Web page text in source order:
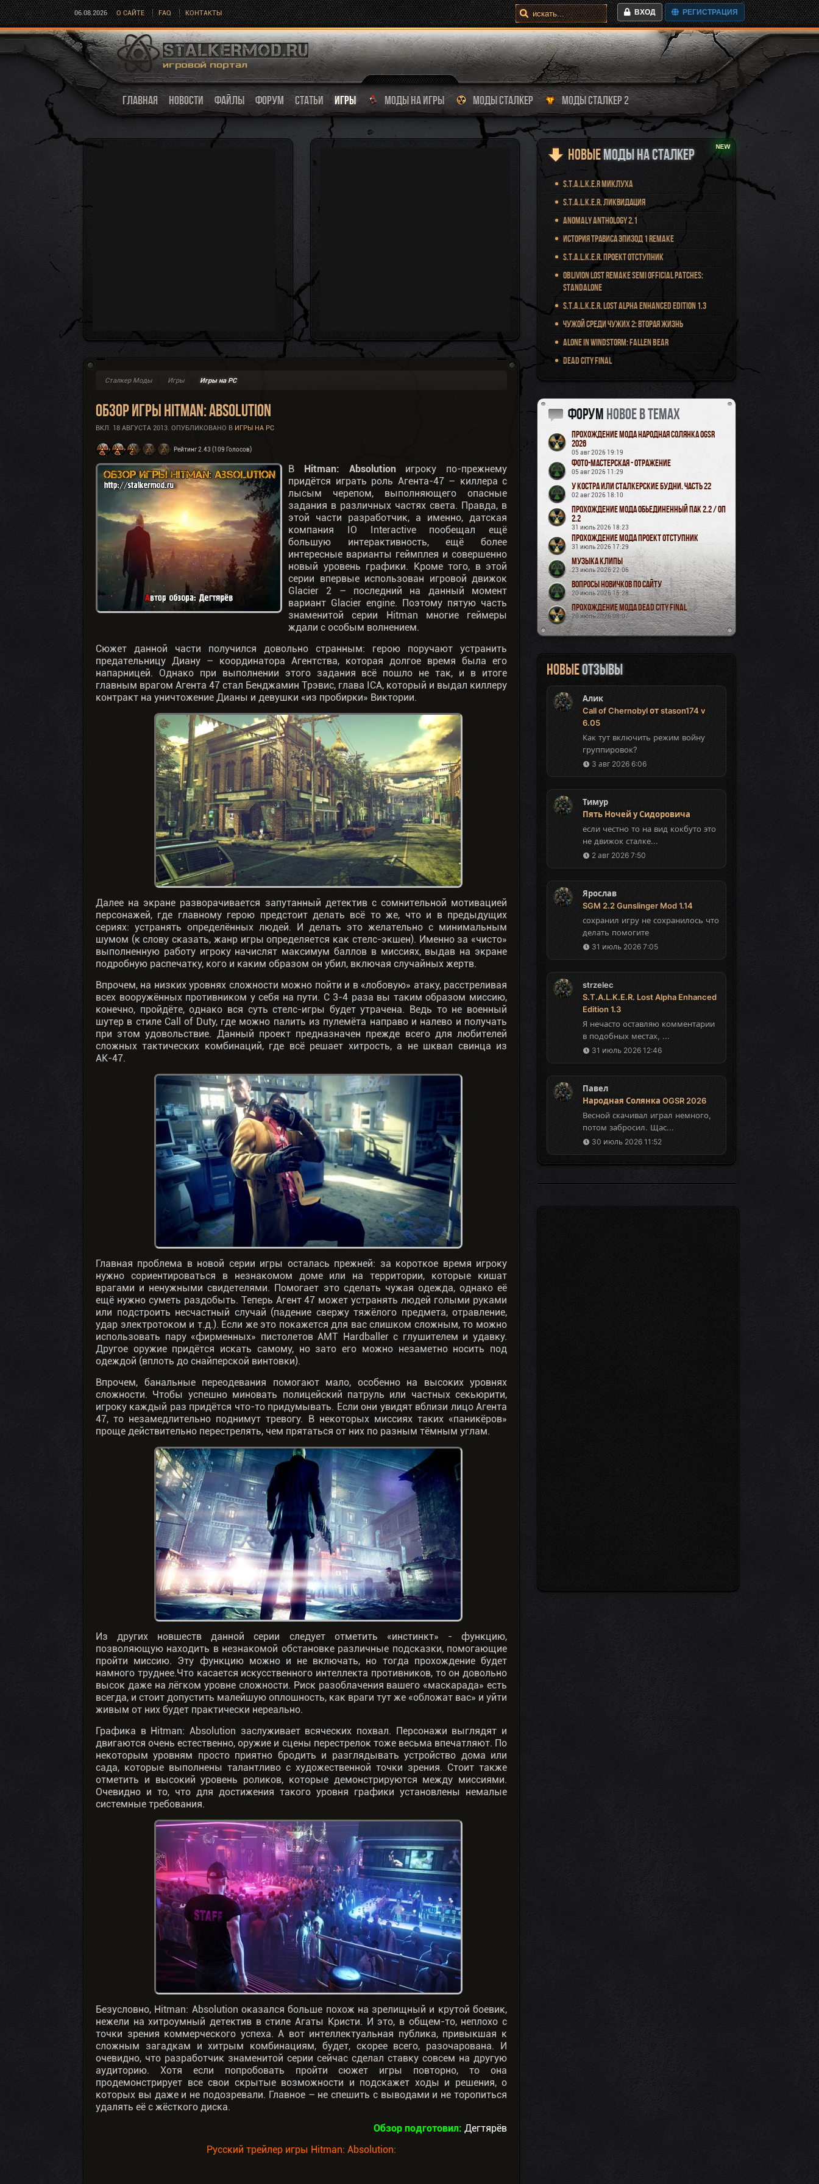
06.08.2026 О САЙТЕ FAQ КОНТАКТЫ ВХОД РЕГИСТРАЦИЯ
ГЛАВНАЯ НОВОСТИ ФАЙЛЫ ФОРУМ СТАТЬИ ИГРЫ МОДЫ НА ИГРЫ МОДЫ СТАЛКЕР МОДЫ СТАЛКЕР 2
Сталкер Моды Игры Игры на PC
Обзор игры Hitman: Absolution
ВКЛ. 18 АВГУСТА 2013. ОПУБЛИКОВАНО В ИГРЫ НА PC
Рейтинг 2.43 (109 Голосов)
В Hitman: Absolutionигроку по-прежнему
придётся играть роль Агента-47 – киллера с
лысым черепом, выполняющего опасные
задания в различных частях света. Правда, в
этой части разработчик, а именно, датская
компания IO Interactive пообещал ещё
большую интерактивность, ещё более
интересные варианты геймплея и совершенно
новый уровень графики. Кроме того, в этой
серии впервые использован игровой движок
Glacier 2 – последний на данный момент
вариант Glacier engine. Поэтому пятую часть
знаменитой серии Hitman многие геймеры
ждали с особым волнением.
Сюжет данной части получился довольно странным: герою поручают устранить
предательницу Диану – координатора Агентства, которая долгое время была его
напарницей. Однако при выполнении этого задания всё пошло не так, и в итоге
главным врагом Агента 47 стал Бенджамин Трэвис, глава ICA, который и выдал киллеру
контракт на уничтожение Дианы и девушки «из пробирки» Виктории.
Далее на экране разворачивается запутанный детектив с сомнительной мотивацией
персонажей, где главному герою предстоит делать всё то же, что и в предыдущих
сериях: устранять определённых людей. И делать это желательно с минимальным
шумом (к слову сказать, жанр игры определяется как стелс-экшен). Именно за «чисто»
выполненную работу игроку начислят максимум баллов в миссиях, выдав на экране
подробную распечатку, кого и каким образом он убил, включая случайных жертв.
Впрочем, на низких уровнях сложности можно пойти и в «лобовую» атаку, расстреливая
всех вооружённых противником у себя на пути. С 3-4 раза вы таким образом миссию,
конечно, пройдёте, однако вся суть стелс-игры будет утрачена. Ведь то не военный
шутер в стиле Call of Duty, где можно палить из пулемёта направо и налево и получать
при этом удовольствие. Данный проект предназначен прежде всего для любителей
сложных тактических комбинаций, где всё решает хитрость, а не шквал свинца из
АК-47.
Главная проблема в новой серии игры осталась прежней: за короткое время игроку
нужно сориентироваться в незнакомом доме или на территории, которые кишат
врагами и ненужными свидетелями. Помогает это сделать чужая одежда, однако её
ещё нужно суметь раздобыть. Теперь Агент 47 может устранять людей голыми руками
или подстроить несчастный случай (падение свержу тяжёлого предмета, отравление,
удар электротоком и т.д.). Если же это покажется для вас слишком сложным, то можно
использовать пару «фирменных» пистолетов AMT Hardballer с глушителем и удавку.
Другое оружие придётся искать самому, но зато его можно незаметно носить под
одеждой (вплоть до снайперской винтовки).
Впрочем, банальные переодевания помогают мало, особенно на высоких уровнях
сложности. Чтобы успешно миновать полицейский патруль или частных секьюрити,
игроку каждый раз придётся что-то придумывать. Если они увидят вблизи лицо Агента
47, то незамедлительно поднимут тревогу. В некоторых миссиях таких «паникёров»
проще действительно перестрелять, чем прятаться от них по разным тёмным углам.
Из других новшеств данной серии следует отметить «инстинкт» - функцию,
позволяющую находить в незнакомой обстановке различные подсказки, помогающие
пройти миссию. Эту функцию можно и не включать, но тогда прохождение будет
намного труднее.Что касается искусственного интеллекта противников, то он довольно
высок даже на лёгком уровне сложности. Риск разоблачения вашего «маскарада» есть
всегда, и стоит допустить малейшую оплошность, как враги тут же «обложат вас» и уйти
живым от них будет практически нереально.
Графика в Hitman: Absolution заслуживает всяческих похвал. Персонажи выглядят и
двигаются очень естественно, оружие и сцены перестрелок тоже весьма впечатляют. По
некоторым уровням просто приятно бродить и разглядывать устройство дома или
сада, которые выполнены талантливо с художественной точки зрения. Стоит также
отметить и высокий уровень роликов, которые демонстрируются между миссиями.
Очевидно и то, что для достижения такого уровня графики установлены немалые
системные требования.
Безусловно, Hitman: Absolution оказался больше похож на зрелищный и крутой боевик,
нежели на хитроумный детектив в стиле Агаты Кристи. И это, в общем-то, неплохо с
точки зрения коммерческого успеха. А вот интеллектуальная публика, привыкшая к
сложным загадкам и хитрым комбинациям, будет, скорее всего, разочарована. И
очевидно, что разработчик знаменитой серии сейчас сделал ставку совсем на другую
аудиторию. Хотя если попробовать пройти сюжет игры повторно, то она
продемонстрирует все свои скрытые возможности и подскажет ходы и решения, о
которых вы даже и не подозревали. Главное – не спешить с выводами и не торопиться
удалять её с жёсткого диска.
Обзор подготовил: Дегтярёв
Русский трейлер игры Hitman: Absolution:
Новые Моды на Сталкер
S.T.A.L.K.E.R Миклуха
S.T.A.L.K.E.R. Ликвидация
Anomaly Anthology 2.1
История Трависа Эпизод 1 Remake
S.T.A.L.K.E.R. Проект Отступник
Oblivion Lost Remake Semi Official Patches:
Standalone
S.T.A.L.K.E.R. Lost Alpha Enhanced Edition 1.3
Чужой среди чужих 2: Вторая жизнь
Alone in Windstorm: Fallen Bear
Dead City Final
Форум новое в темах
Прохождение мода Народная Солянка OGSR
2026
05 авг 2026 19:19
Фото-мастерская - Отражение
05 авг 2026 11:29
У Костра или Сталкерские будни. Часть 22
02 авг 2026 18:10
Прохождение мода Обьединенный Пак 2.2 / ОП
2.2
31 июль 2026 18:23
Прохождение мода Проект Отступник
31 июль 2026 17:29
Музыка Клипы
23 июль 2026 22:06
Вопросы новичков по сайту
20 июль 2026 15:28
Прохождение мода Dead City Final
20 июль 2026 08:07
Новыеотзывы
Алик
Call of Chernobyl от stason174 v
6.05
Как тут включить режим войну
группировок?
3 авг 2026 6:06
Тимур
Пять Ночей у Сидоровича
если честно то на вид кокбуто это
не движок сталке...
2 авг 2026 7:50
Ярослав
SGM 2.2 Gunslinger Mod 1.14
сохранил игру не сохранилось что
делать помогите
31 июль 2026 7:05
strzelec
S.T.A.L.K.E.R. Lost Alpha Enhanced
Edition 1.3
Я нечасто оставляю комментарии
в подобных местах, ...
31 июль 2026 12:46
Павел
Народная Солянка OGSR 2026
Весной скачивал играл немного,
потом забросил. Щас...
30 июль 2026 11:52